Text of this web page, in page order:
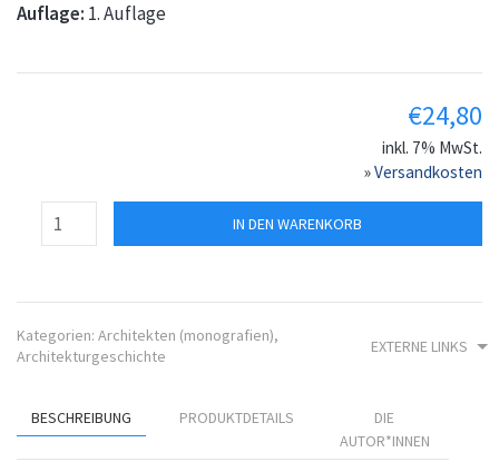
Auflage: 1. Auflage
€24,80
inkl. 7% MwSt.
»Versandkosten
IN DEN WARENKORB
Kategorien: Architekten (monografien),
Architekturgeschichte
EXTERNE LINKS
BESCHREIBUNG PRODUKTDETAILS
DIE
AUTOR*INNEN